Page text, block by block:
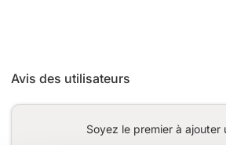
Avis des utilisateurs
Soyez le premier à ajouter